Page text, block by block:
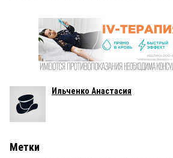
Ильченко Анастасия
Метки